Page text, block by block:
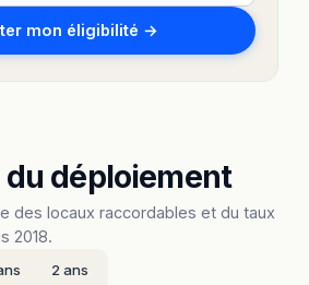
mon éligibilité →
déploiement
des locaux raccordables et du taux
2018.
2 ans